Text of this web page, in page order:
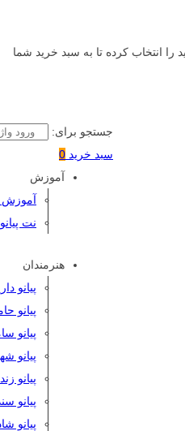
را انتخاب کرده تا به سبد خرید شما
جستجو برای:
سبد خرید 0
آموزش
آموزش
نت پیانو
هنرمندان
پیانو
پیانو
پیانو
پیانو
پیانو
پیانو
پیانو